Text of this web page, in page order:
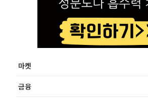
마켓
금융